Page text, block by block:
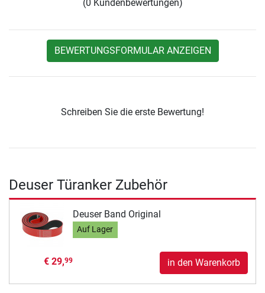
(0 Kundenbewertungen)
BEWERTUNGSFORMULAR ANZEIGEN
Schreiben Sie die erste Bewertung!
Deuser Türanker Zubehör
Deuser Band Original
Auf Lager
€ 29,99 in den Warenkorb